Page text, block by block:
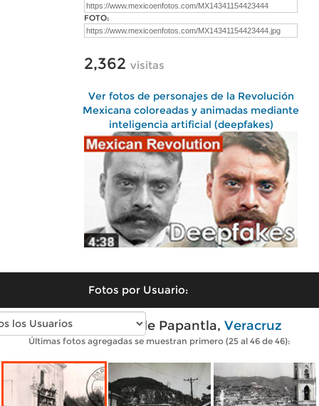
FOTO:
2,362 visitas
Ver fotos de personajes de la Revolución
Mexicana coloreadas y animadas mediante
inteligencia artificial (deepfakes)
Fotos por Usuario:
Fotos antiguas de Papantla, Veracruz
Últimas fotos agregadas se muestran primero (25 al 46 de 46):